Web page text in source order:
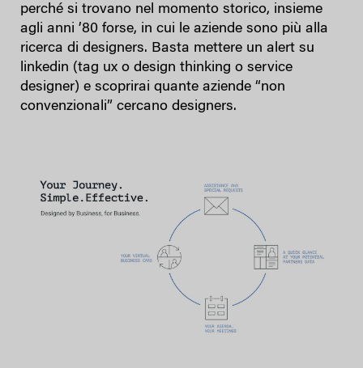
perché si trovano nel momento storico, insieme
agli anni ’80 forse, in cui le aziende sono più alla
ricerca di designers. Basta mettere un alert su
linkedin (tag ux o design thinking o service
designer) e scoprirai quante aziende “non
convenzionali” cercano designers.